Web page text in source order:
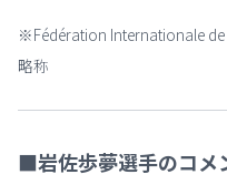
※Fédération Internationale
略称
■岩佐歩夢選手のコメ